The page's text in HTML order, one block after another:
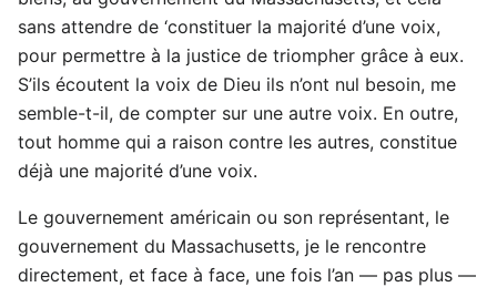
sans attendre de ‘constituer la majorité d’une voix,
pour permettre à la justice de triompher grâce à eux.
S’ils écoutent la voix de Dieu ils n’ont nul besoin, me
semble-t-il, de compter sur une autre voix. En outre,
tout homme qui a raison contre les autres, constitue
déjà une majorité d’une voix.
Le gouvernement américain ou son représentant, le
gouvernement du Massachusetts, je le rencontre
directement, et face à face, une fois l’an — pas plus —